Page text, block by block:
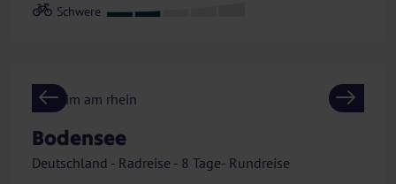
Previous Next
Bodensee
Deutschland - Radreise - 8 Tage- Rundreise